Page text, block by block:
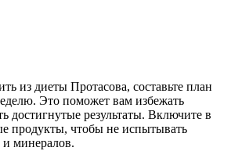
из диеты Протасова, составьте план
Это поможет вам избежать
достигнутые результаты. Включите в
продукты, чтобы не испытывать
минералов.